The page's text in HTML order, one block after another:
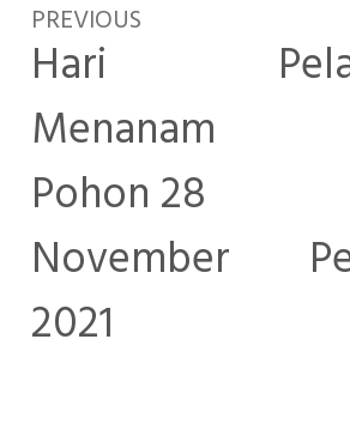
PREVIOUS
Hari
Menanam
Pohon 28
November
2021